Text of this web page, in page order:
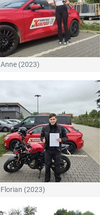
Anne (2023)
Florian (2023)